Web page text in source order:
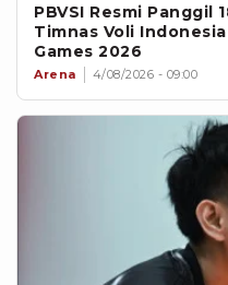
PBVSI Resmi Panggil
Timnas Voli
Games 2026
Arena 4/08/2026 - 09:00